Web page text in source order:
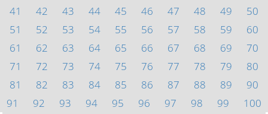
41
42 43 44 45 46 47 48 49
50
51
52 53 54 55 56 57 58 59
60
61
62 63 64 65 66 67 68 69
70
71
72 73 74 75 76 77 78 79
80
81
82 83 84 85 86 87 88 89
90
91
92 93 94 95 96 97 98 99
100